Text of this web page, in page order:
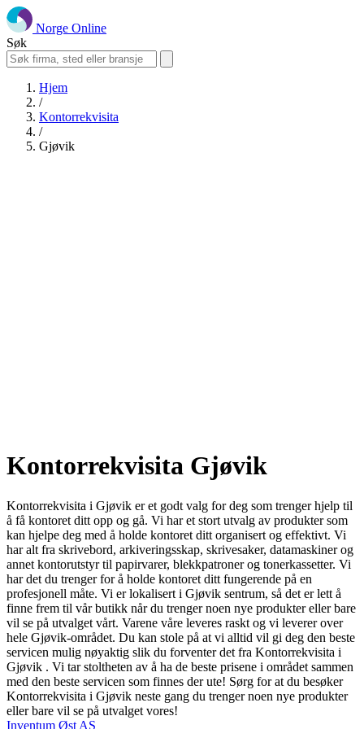
Norge Online
Søk
Hjem
/
Kontorrekvisita
/
Gjøvik
Kontorrekvisita Gjøvik
Kontorrekvisita i Gjøvik er et godt valg for deg som trenger hjelp til
å få kontoret ditt opp og gå. Vi har et stort utvalg av produkter som
kan hjelpe deg med å holde kontoret ditt organisert og effektivt. Vi
har alt fra skrivebord, arkiveringsskap, skrivesaker, datamaskiner og
annet kontorutstyr til papirvarer, blekkpatroner og tonerkassetter. Vi
har det du trenger for å holde kontoret ditt fungerende på en
profesjonell måte. Vi er lokalisert i Gjøvik sentrum, så det er lett å
finne frem til vår butikk når du trenger noen nye produkter eller bare
vil se på utvalget vårt. Varene våre leveres raskt og vi leverer over
hele Gjøvik-området. Du kan stole på at vi alltid vil gi deg den beste
servicen mulig nøyaktig slik du forventer det fra Kontorrekvisita i
Gjøvik . Vi tar stoltheten av å ha de beste prisene i området sammen
med den beste servicen som finnes der ute! Sørg for at du besøker
Kontorrekvisita i Gjøvik neste gang du trenger noen nye produkter
eller bare vil se på utvalget vores!
Inventum Øst AS